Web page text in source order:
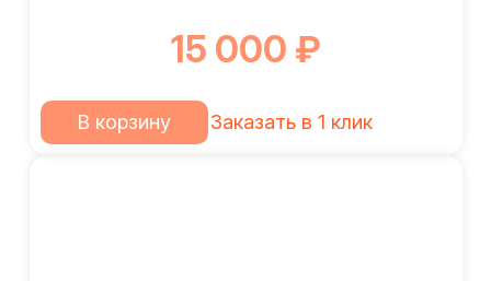
15 000 ₽
В корзину Заказать в 1 клик